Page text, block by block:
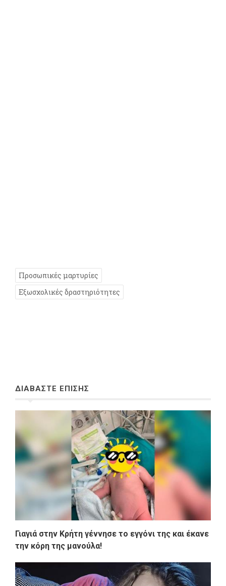
Προσωπικές μαρτυρίες
Εξωσχολικές δραστηριότητες
ΔΙΑΒΑΣΤΕ ΕΠΙΣΗΣ
Γιαγιά στην Κρήτη γέννησε το εγγόνι της και έκανε
την κόρη της μανούλα!